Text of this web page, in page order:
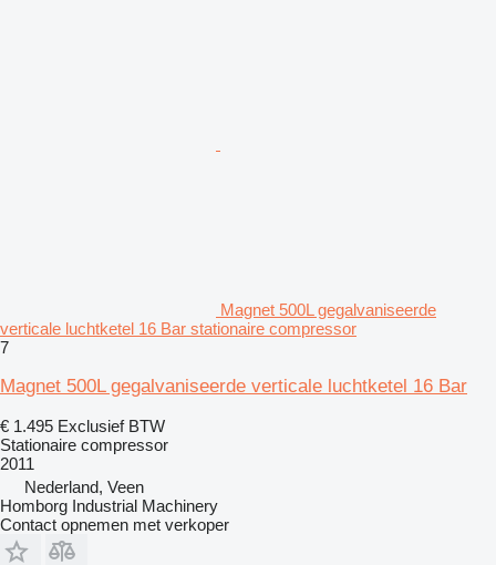
Magnet 500L gegalvaniseerde
verticale luchtketel 16 Bar stationaire compressor
7
Magnet 500L gegalvaniseerde verticale luchtketel 16 Bar
€ 1.495 Exclusief BTW
Stationaire compressor
2011
Nederland, Veen
Homborg Industrial Machinery
Contact opnemen met verkoper